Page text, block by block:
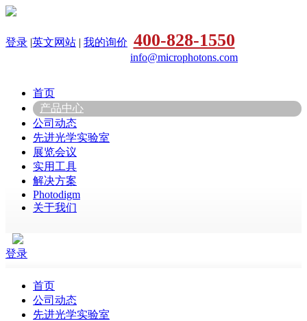
登录 |英文网站 | 我的询价 400-828-1550
info@microphotons.com
首页
产品中心
公司动态
先进光学实验室
展览会议
实用工具
解决方案
Photodigm
关于我们
登录
首页
公司动态
先进光学实验室